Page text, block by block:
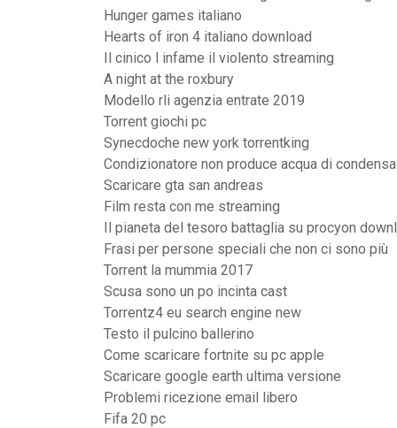
Hunger games italiano
Hearts of iron 4 italiano download
Il cinico l infame il violento streaming
A night at the roxbury
Modello rli agenzia entrate 2019
Torrent giochi pc
Synecdoche new york torrentking
Condizionatore non produce acqua di condensa
Scaricare gta san andreas
Film resta con me streaming
Il pianeta del tesoro battaglia su procyon
Frasi per persone speciali che non ci sono più
Torrent la mummia 2017
Scusa sono un po incinta cast
Torrentz4 eu search engine new
Testo il pulcino ballerino
Come scaricare fortnite su pc apple
Scaricare google earth ultima versione
Problemi ricezione email libero
Fifa 20 pc